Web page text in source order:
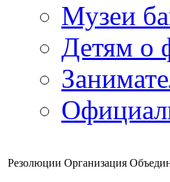
Музеи
Детям о
Резолюции Организация